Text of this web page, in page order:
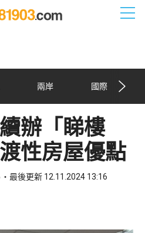
兩岸 國際
辦「睇樓
性房屋優點
最後更新 12.11.2024 13:16